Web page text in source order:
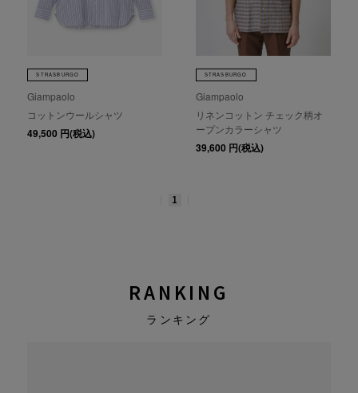
STRASBURGO
Giampaolo
コットンウールシャツ
49,500 円(税込)
STRASBURGO
Giampaolo
リネンコットン チェック柄オ
ープンカラーシャツ
39,600 円(税込)
1
RANKING
ランキング